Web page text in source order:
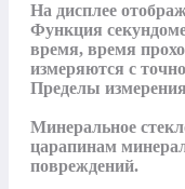
На дисплее
Функция
время, время
измеряются с
Пределы
Минеральное
царапинам
повреждений.